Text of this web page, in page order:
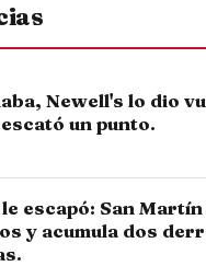
Newell's lo dio
un punto.
escapó: San
y acumula dos